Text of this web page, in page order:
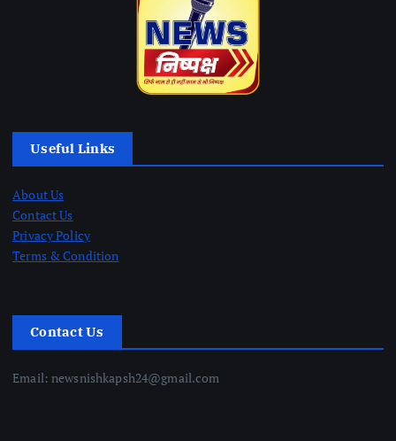
Useful Links
About Us
Contact Us
Privacy Policy
Terms & Condition
Contact Us
Email: newsnishkapsh24@gmail.com